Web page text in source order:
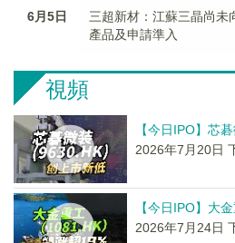
6月5日
三超新材：江蘇三晶尚未
產品及申請準入
視頻
【今日IPO】芯
2026年7月20日
【今日IPO】大
2026年7月24日